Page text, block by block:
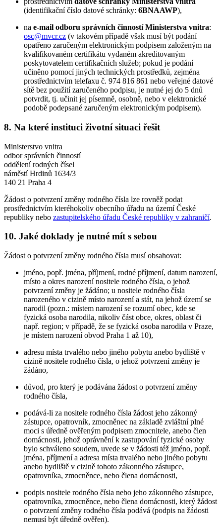
(identifikační číslo datové schránky: 6BNAAWP),
na e-mail odboru správních činností Ministerstva vnitra:
osc@mvcr.cz (v takovém případě však musí být podání
opatřeno zaručeným elektronickým podpisem založeným na
kvalifikovaném certifikátu vydaném akreditovaným
poskytovatelem certifikačních služeb; pokud je podání
učiněno pomocí jiných technických prostředků, zejména
prostřednictvím telefaxu č. 974 816 861 nebo veřejné datové
sítě bez použití zaručeného podpisu, je nutné jej do 5 dnů
potvrdit, tj. učinit jej písemně, osobně, nebo v elektronické
podobě podepsané zaručeným elektronickým podpisem).
8. Na které instituci životní situaci řešit
Ministerstvo vnitra
odbor správních činností
oddělení rodných čísel
náměstí Hrdinů 1634/3
140 21 Praha 4
Žádost o potvrzení změny rodného čísla lze rovněž podat
prostřednictvím kteréhokoliv obecního úřadu na území České
republiky nebo zastupitelského úřadu České republiky v zahraničí.
10. Jaké doklady je nutné mít s sebou
Žádost o potvrzení změny rodného čísla musí obsahovat:
jméno, popř. jména, příjmení, rodné příjmení, datum narození,
místo a okres narození nositele rodného čísla, o jehož
potvrzení změny je žádáno; u nositele rodného čísla
narozeného v cizině místo narození a stát, na jehož území se
narodil (pozn.: místem narození se rozumí obec, kde se
fyzická osoba narodila, nikoliv část obce, okres, oblast či
např. region; v případě, že se fyzická osoba narodila v Praze,
je místem narození obvod Praha 1 až 10),
adresu místa trvalého nebo jiného pobytu anebo bydliště v
cizině nositele rodného čísla, o jehož potvrzení změny je
žádáno,
důvod, pro který je podávána žádost o potvrzení změny
rodného čísla,
podává-li za nositele rodného čísla žádost jeho zákonný
zástupce, opatrovník, zmocněnec na základě zvláštní plné
moci s úředně ověřeným podpisem zmocnitele, anebo člen
domácnosti, jehož oprávnění k zastupování fyzické osoby
bylo schváleno soudem, uvede se v žádosti též jméno, popř.
jména, příjmení a adresa místa trvalého nebo jiného pobytu
anebo bydliště v cizině tohoto zákonného zástupce,
opatrovníka, zmocněnce, nebo člena domácnosti,
podpis nositele rodného čísla nebo jeho zákonného zástupce,
opatrovníka, zmocněnce, nebo člena domácnosti, který žádost
o potvrzení změny rodného čísla podává (podpis na žádosti
nemusí být úředně ověřen).